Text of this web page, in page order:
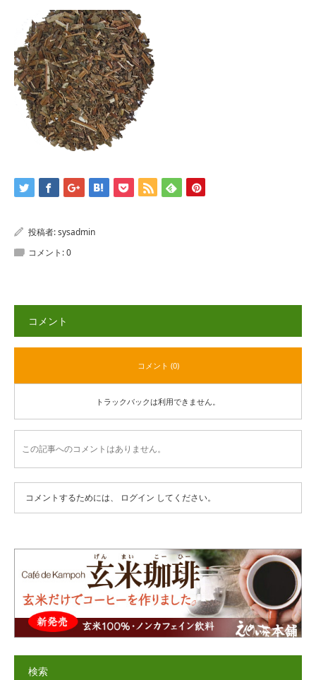
投稿者:sysadmin
コメント:0
コメント
コメント (0)
トラックバックは利用できません。
この記事へのコメントはありません。
コメントするためには、 ログイン してください。
検索